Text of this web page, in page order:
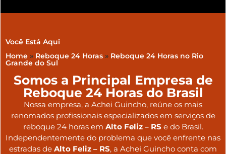
Você Está Aqui
Home » Reboque 24 Horas » Reboque 24 Horas no Rio
Grande do Sul
Somos a Principal Empresa de
Reboque 24 Horas do Brasil
Nossa empresa, a Achei Guincho, reúne os mais
renomados profissionais especializados em serviços de
reboque 24 horas em Alto Feliz – RS e do Brasil.
Independentemente do problema que você enfrente nas
estradas de Alto Feliz – RS, a Achei Guincho conta com